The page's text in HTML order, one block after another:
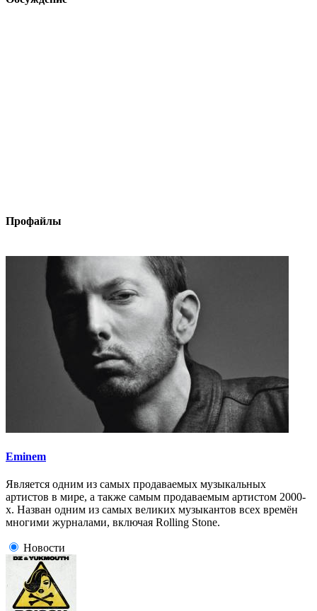
Профайлы
Eminem
Является одним из самых продаваемых музыкальных
артистов в мире, а также самым продаваемым артистом 2000-
х. Назван одним из самых великих музыкантов всех времён
многими журналами, включая Rolling Stone.
Новости